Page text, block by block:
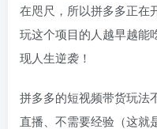
在咫尺，所以拼多多正在
玩这个项目的人越早越能
现人生逆袭！
拼多多的短视频带货玩法
直播、不需要经验（这就